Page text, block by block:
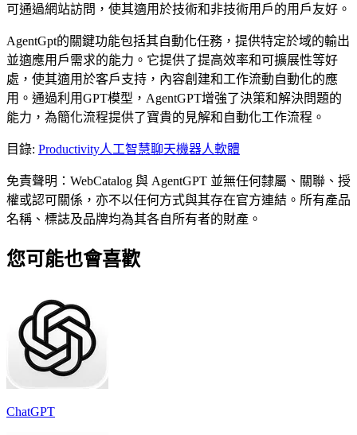
可通過網站訪問，使其適用於技術和非技術用戶的用戶友好。
AgentGpt的關鍵功能包括其自動化任務，提供特定於域的輸出
並適應用戶需求的能力。它提供了提高效率和可擴展性等好
處，使其適用於客戶支持，內容創建和工作流動自動化的應
用。通過利用GPT模型，AgentGPT增強了決策和解決問題的
能力，為簡化流程提供了寶貴的見解和自動化工作流程。
目錄: Productivity人工智慧聊天機器人軟體
免責聲明：WebCatalog 與 AgentGPT 並無任何隸屬、關聯、授
權或認可關係，亦不以任何方式與其存在官方連結。所有產品
名稱、標誌及品牌均為其各自所有者的財產。
您可能也會喜歡
ChatGPT